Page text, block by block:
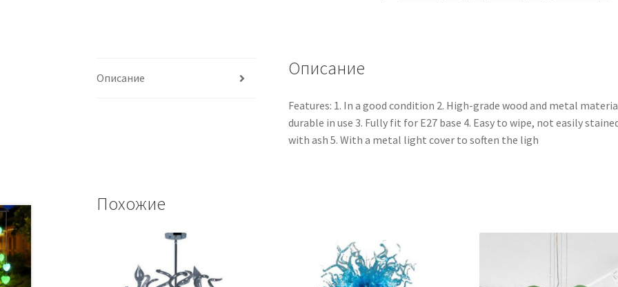
Описание Описание
Features: 1. In a good condition 2. High-grade wood and metal
durable in use 3. Fully fit for E27 base 4. Easy to wipe, not easily
with ash 5. With a metal light cover to soften the ligh
Похожие